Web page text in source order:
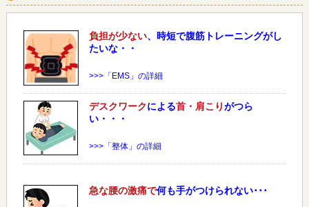
負担が少ない、時短で腹筋トレーニングがし
たいな・・
>>>「EMS」の詳細
デスクワークによる首・肩こりがつら
い・・・
>>>「整体」の詳細
急な腰の激痛で何も手がつけられない･･･